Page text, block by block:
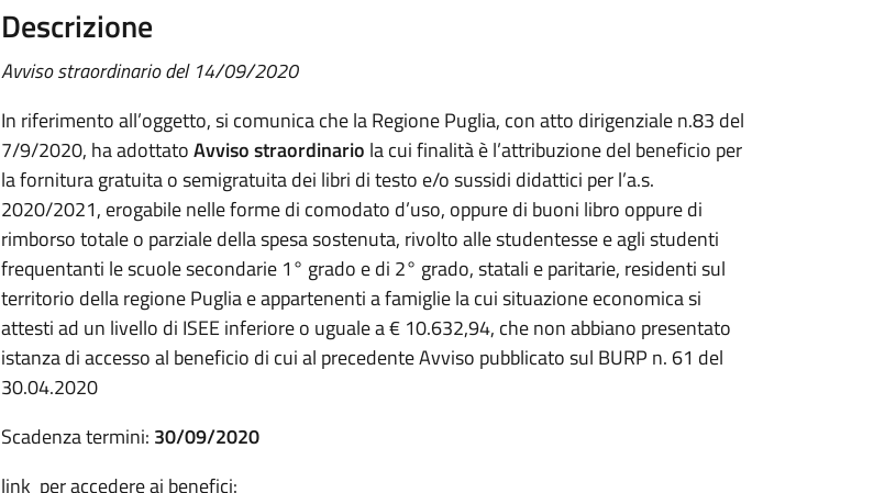
Descrizione
Avviso straordinario del 14/09/2020
In riferimento all’oggetto, si comunica che la Regione Puglia, con atto dirigenziale n.83 del
7/9/2020, ha adottatoAvviso straordinario la cui finalità è l’attribuzione del beneficio per
la fornitura gratuita o semigratuita dei libri di testo e/o sussidi didattici per l’a.s.
2020/2021, erogabile nelle forme di comodato d’uso, oppure di buoni libro oppure di
rimborso totale o parziale della spesa sostenuta, rivolto alle studentesse e agli studenti
frequentanti le scuole secondarie 1° grado e di 2° grado, statali e paritarie, residenti sul
territorio della regione Puglia e appartenenti a famiglie la cui situazione economica si
attesti ad un livello di ISEE inferiore o uguale a € 10.632,94, che non abbiano presentato
istanza di accesso al beneficio di cui al precedente Avviso pubblicato sul BURP n. 61 del
30.04.2020
Scadenza termini: 30/09/2020
link per accedere ai benefici: